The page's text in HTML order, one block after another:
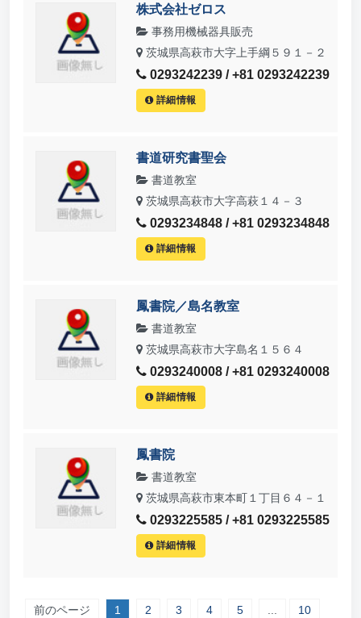
株式会社ゼロス
事務用機械器具販売
茨城県高萩市大字上手綱５９１－２
0293242239 / +81 0293242239
詳細情報
書道研究書聖会
書道教室
茨城県高萩市大字高萩１４－３
0293234848 / +81 0293234848
詳細情報
鳳書院／島名教室
書道教室
茨城県高萩市大字島名１５６４
0293240008 / +81 0293240008
詳細情報
鳳書院
書道教室
茨城県高萩市東本町１丁目６４－１
0293225585 / +81 0293225585
詳細情報
前のページ 1 2 3 4 5 10